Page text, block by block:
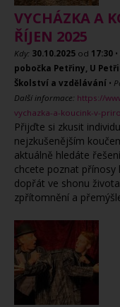
VYCHÁZKA A
ŘÍJEN 2025
Kdy: 30.10.2025 od 17:30 •
pobočka Petřiny, U
Školství a vzdělávání •
Další informace: https://
vychazka-a-koucink-v-
Přijďte si zkusit
nejzkušenějším
aktuálně hledáte
chcete poznat přínosy
dopřát ve shonu
zpřítomnění a